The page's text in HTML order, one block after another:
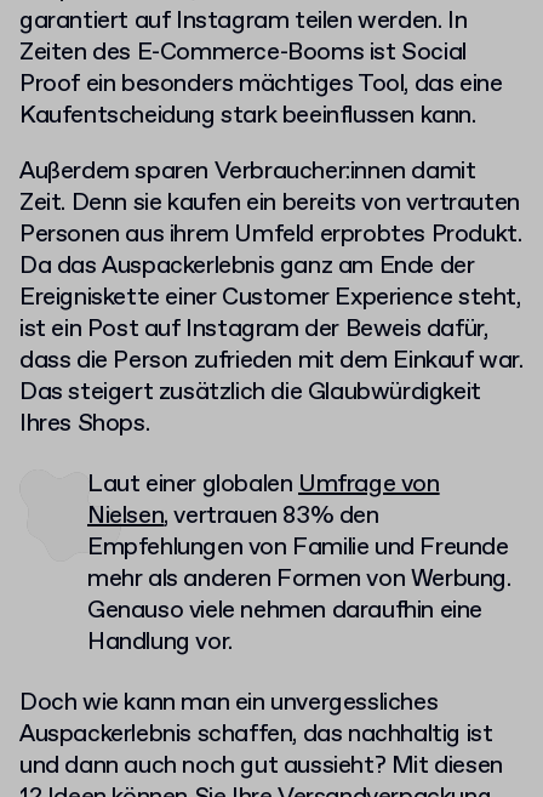
garantiert auf Instagram teilen werden. In
Zeiten des E-Commerce-Booms ist Social
Proof ein besonders mächtiges Tool, das eine
Kaufentscheidung stark beeinflussen kann.
Außerdem sparen Verbraucher:innen damit
Zeit. Denn sie kaufen ein bereits von vertrauten
Personen aus ihrem Umfeld erprobtes Produkt.
Da das Auspackerlebnis ganz am Ende der
Ereigniskette einer Customer Experience steht,
ist ein Post auf Instagram der Beweis dafür,
dass die Person zufrieden mit dem Einkauf war.
Das steigert zusätzlich die Glaubwürdigkeit
Ihres Shops.
Laut einer globalenUmfrage von
Nielsen, vertrauen 83% den
Empfehlungen von Familie und Freunde
mehr als anderen Formen von Werbung.
Genauso viele nehmen daraufhin eine
Handlung vor.
Doch wie kann man ein unvergessliches
Auspackerlebnis schaffen, das nachhaltig ist
und dann auch noch gut aussieht? Mit diesen